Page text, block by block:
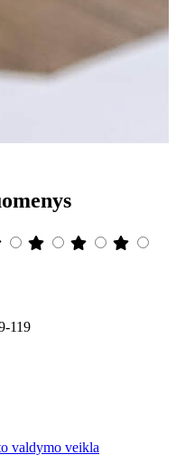
119
valdymo veikla